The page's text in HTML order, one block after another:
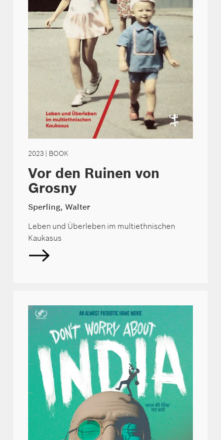
2023 | BOOK
Vor den Ruinen von
Grosny
Sperling, Walter
Leben und Überleben im multiethnischen
Kaukasus